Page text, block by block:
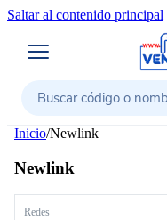
Saltar al contenido principal
Buscar
Inicio/Newlink
Newlink
Redes